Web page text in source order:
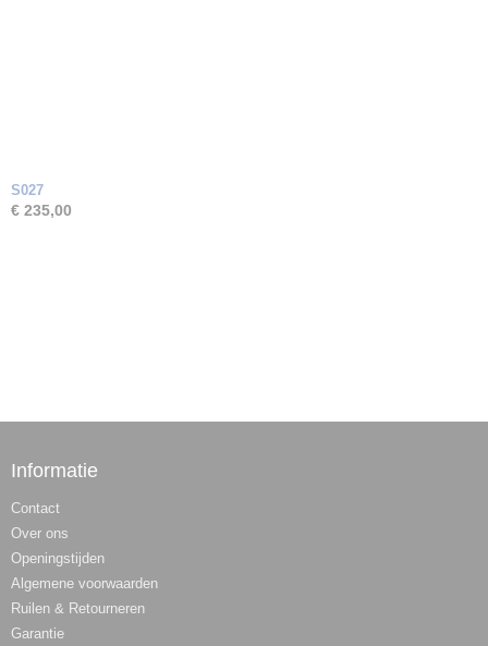
S027
€ 235,00
Informatie
Contact
Over ons
Openingstijden
Algemene voorwaarden
Ruilen & Retourneren
Garantie